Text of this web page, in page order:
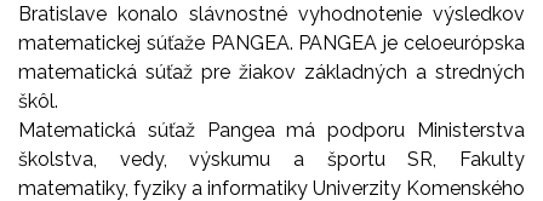
Bratislave konalo slávnostné vyhodnotenie výsledkov
matematickej súťaže PANGEA. PANGEA je celoeurópska
matematická súťaž pre žiakov základných a stredných
škôl.
Matematická súťaž Pangea má podporu Ministerstva
školstva, vedy, výskumu a športu SR, Fakulty
matematiky, fyziky a informatiky Univerzity Komenského